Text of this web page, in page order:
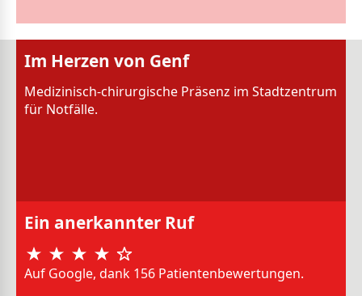
Im Herzen von Genf
Medizinisch-chirurgische Präsenz im Stadtzentrum
für Notfälle.
Ein anerkannter Ruf
Auf Google, dank 156 Patientenbewertungen.